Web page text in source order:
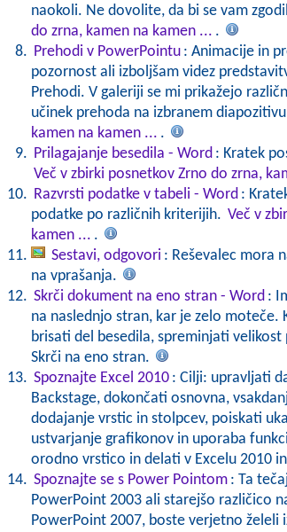
naokoli. Ne dovolite, da bi se vam
do zrna, kamen na kamen ... .
Prehodi v PowerPointu : Animacije in
pozornost ali izboljšam videz
Prehodi. V galeriji se mi prikažejo
učinek prehoda na izbranem
kamen na kamen ... .
Prilagajanje besedila - Word : Kratek
Več v zbirki posnetkov Zrno do zrna,
Razvrsti podatke v tabeli - Word :
podatke po različnih kriterijih. Več v
kamen ... .
Sestavi, odgovori : Reševalec mora
na vprašanja.
Skrči dokument na eno stran - Word :
na naslednjo stran, kar je zelo
brisati del besedila, spreminjati
Skrči na eno stran.
Spoznajte Excel 2010 : Cilji: upravljati
Backstage, dokončati osnovna,
dodajanje vrstic in stolpcev, poiskati
ustvarjanje grafikonov in uporaba
orodno vrstico in delati v Excelu 2010
Spoznajte se s Power Pointom : Ta
PowerPoint 2003 ali starejšo različico
PowerPoint 2007, boste verjetno želeli